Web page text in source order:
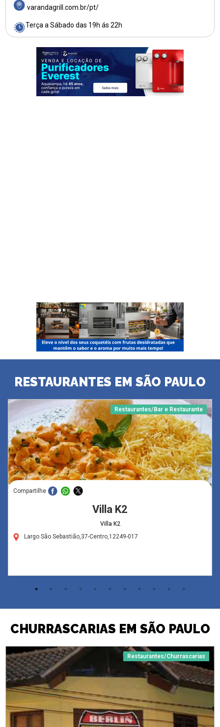
varandagrill.com.br/pt/
Terça a Sábado das 19h ás 22h
RESTAURANTES EM SÃO PAULO
Restaurantes/Bar e Restaurante
Compartilhe
Villa K2
Villa K2
Largo São Sebastião,37-Centro,12249-017
CHURRASCARIAS EM SÃO PAULO
Restaurantes/Churrascarias